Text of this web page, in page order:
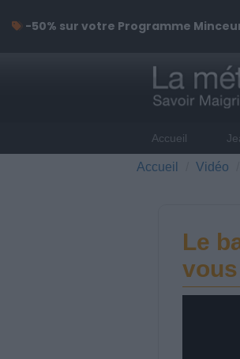
Accueil
Accueil Vidéo
Le
-50% sur votre Programme